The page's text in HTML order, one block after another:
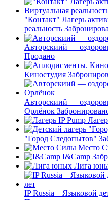
"Контакт" Лагерь
реальность
Авторскиий —
Продано
Киностудия
Авторскиий —
Орлёнок
"Город Следопытов"
Место
I&Camp
Лига
IP Russia – Языковой